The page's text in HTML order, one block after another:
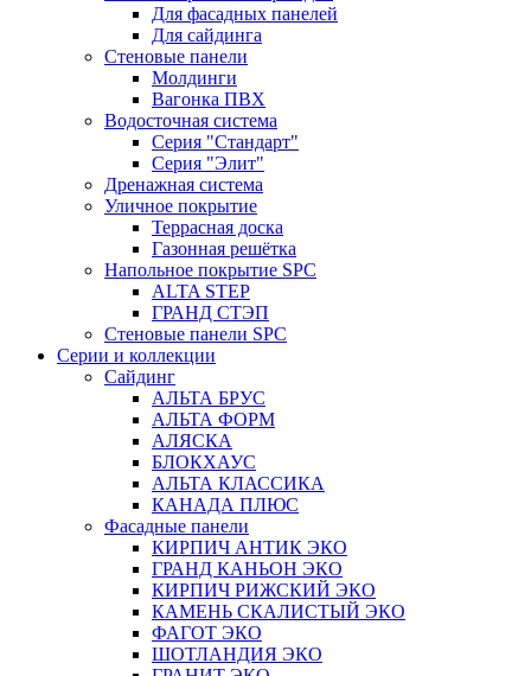
Для фасадных панелей
Для сайдинга
Стеновые панели
Молдинги
Вагонка ПВХ
Водосточная система
Серия "Стандарт"
Серия "Элит"
Дренажная система
Уличное покрытие
Террасная доска
Газонная решётка
Напольное покрытие SPC
ALTA STEP
ГРАНД СТЭП
Стеновые панели SPC
Серии и коллекции
Сайдинг
АЛЬТА БРУС
АЛЬТА ФОРМ
АЛЯСКА
БЛОКХАУС
АЛЬТА КЛАССИКА
КАНАДА ПЛЮС
Фасадные панели
КИРПИЧ АНТИК ЭКО
ГРАНД КАНЬОН ЭКО
КИРПИЧ РИЖСКИЙ ЭКО
КАМЕНЬ СКАЛИСТЫЙ ЭКО
ФАГОТ ЭКО
ШОТЛАНДИЯ ЭКО